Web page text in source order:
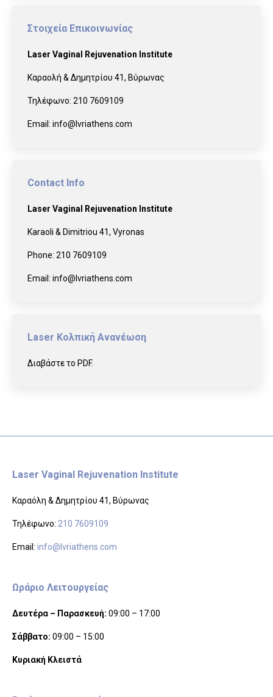
Στοιχεία Επικοινωνίας
Laser Vaginal Rejuvenation Institute
Καραολή & Δημητρίου 41, Βύρωνας
Τηλέφωνο: 210 7609109
Email: info@lvriathens.com
Contact Info
Laser Vaginal Rejuvenation Institute
Karaoli & Dimitriou 41, Vyronas
Phone: 210 7609109
Email: info@lvriathens.com
Laser Κολπική Ανανέωση
Διαβάστε το PDF.
Laser Vaginal Rejuvenation Institute
Καραόλη & Δημητρίου 41, Βύρωνας
Τηλέφωνο: 210 7609109
Email: info@lvriathens.com
Ωράριο Λειτουργείας
Δευτέρα – Παρασκευή: 09:00 – 17:00
Σάββατο: 09:00 – 15:00
Κυριακή Κλειστά